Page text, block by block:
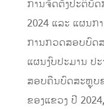
ການຈັດຕັ້ງປະຕິບັດ
2024 ແລະ ແຜນກ
ການກວດສອບບົດ
ແຜນງົບປະມານ ປ
ສອບຄືນບົດສະຫຼຸບ
ຂອງແຂວງ ປີ